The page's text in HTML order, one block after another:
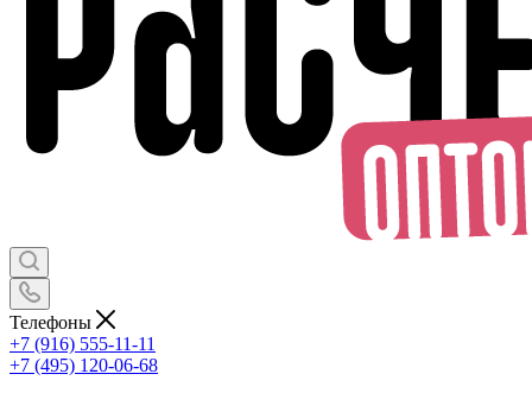
Телефоны
+7 (916) 555-11-11
+7 (495) 120-06-68